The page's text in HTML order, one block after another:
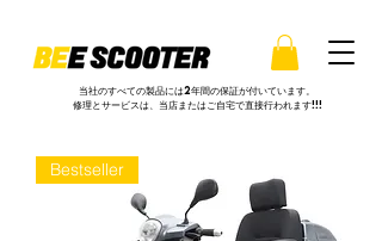
当社のすべての製品には2年間の保証が付いています。
修理とサービスは、当店またはご自宅で直接行われます!!!
Bestseller